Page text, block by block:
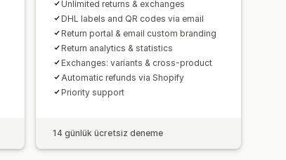
Unlimited returns & exchanges
DHL labels and QR codes via email
Return portal & email custom branding
Return analytics & statistics
Exchanges: variants & cross-product
Automatic refunds via Shopify
Priority support
14 günlük ücretsiz deneme